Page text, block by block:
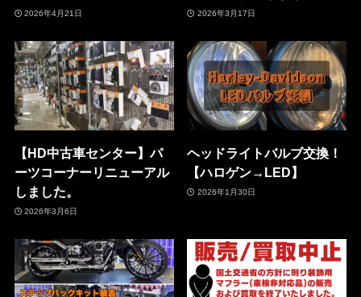
2026年4月21日 2026年3月17日
【HD中古車センター】パ
ーツコーナーリニューアル
しました。
2026年3月6日
ヘッドライトバルブ交換！
【ハロゲン→LED】
2026年1月30日